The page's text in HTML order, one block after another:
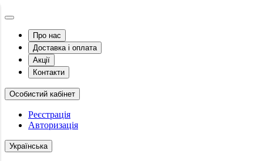
Про нас
Доставка і оплата
Акції
Контакти
Особистий кабінет
Реєстрація
Авторизація
Українська